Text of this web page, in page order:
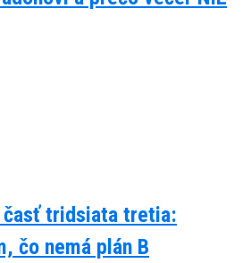
časť tridsiata tretia:
čo nemá plán B